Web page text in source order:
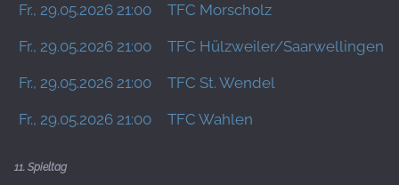
Fr., 29.05.2026 21:00 TFC Morscholz
Fr., 29.05.2026 21:00 TFC Hülzweiler/Saarwellingen 3
Fr., 29.05.2026 21:00 TFC St. Wendel
Fr., 29.05.2026 21:00 TFC Wahlen
11. Spieltag